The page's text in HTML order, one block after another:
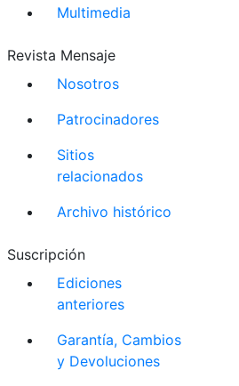
Multimedia
Revista Mensaje
Nosotros
Patrocinadores
Sitios
relacionados
Archivo histórico
Suscripción
Ediciones
anteriores
Garantía, Cambios
y Devoluciones